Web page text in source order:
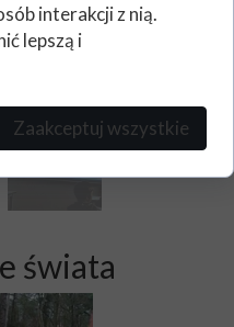
świata
interakcji z nią.
lepszą i
Zaakceptuj wszystkie